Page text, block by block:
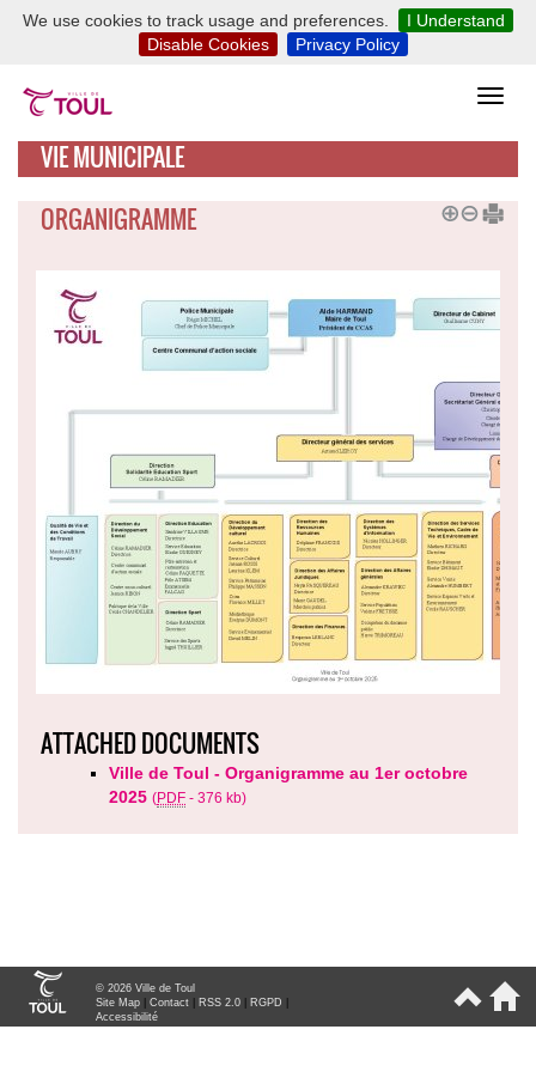
We use cookies to track usage and preferences.
I Understand
Disable Cookies
Privacy Policy
VIE MUNICIPALE
ORGANIGRAMME
ATTACHED DOCUMENTS
Ville de Toul - Organigramme au 1er octobre
2025 (PDF - 376 kb)
© 2026 Ville de Toul
Site Map
Contact RSS 2.0 RGPD
Accessibilité